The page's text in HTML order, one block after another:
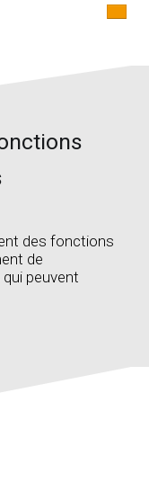
des fonctions
de
peuvent